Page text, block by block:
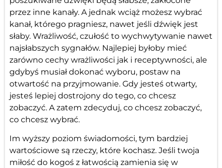
przez inne kanały. A jednak wciąż możesz wybrać
kanał, którego pragniesz, nawet jeśli dźwięk jest
słaby. Wrażliwość, czułość to wychwytywanie nawet
najsłabszych sygnałów. Najlepiej byłoby mieć
zarówno cechy wrażliwości jak i receptywności, ale
gdybyś musiał dokonać wyboru, postaw na
otwartość na przyjmowanie. Gdy jesteś otwarty,
jesteś lepiej dostrojony do tego, co chcesz
zobaczyć. A zatem zdecyduj, co chcesz zobaczyć,
co chcesz wybrać.
Im wyższy poziom świadomości, tym bardziej
wartościowe są rzeczy, które kochasz. Jeśli twoja
miłość do kogoś z łatwością zamienia się w